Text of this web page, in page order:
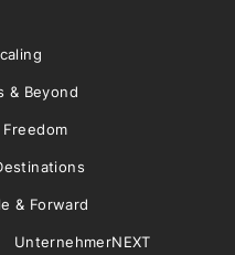
& Beyond
& Forward
UnternehmerNEXT